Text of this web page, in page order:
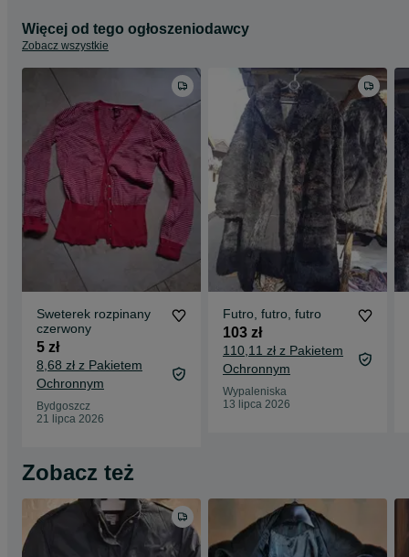
Więcej od tego ogłoszeniodawcy
Zobacz wszystkie
Sweterek rozpinany
czerwony
5 zł
8,68 zł z Pakietem
Ochronnym
Bydgoszcz
21 lipca 2026
Futro, futro, futro
103 zł
110,11 zł z Pakietem
Ochronnym
Wypaleniska
13 lipca 2026
Zobacz też